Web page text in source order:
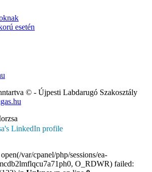
esetén
© - Újpesti Labdarugó Szakosztály
var/cpanel/php/sessions/ea-
O_RDWR) failed: